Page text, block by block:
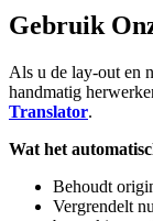
Gebruik
Als u de lay-out en
handmatig
Translator.
Wat het
Behoudt
Vergrendelt